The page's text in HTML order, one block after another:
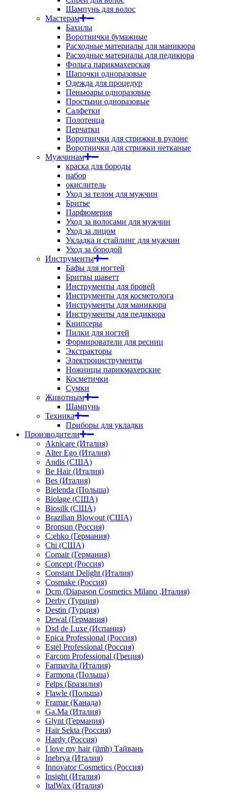
Шампунь для волос
Мастерам
Бахилы
Воротнички бумажные
Расходные материалы для маникюра
Расходные материалы для педикюра
Фольга парикмахерская
Шапочки одноразовые
Одежда для процедур
Пеньюары одноразовые
Простыни одноразовые
Салфетки
Полотенца
Перчатки
Воротнички для стрижки в рулоне
Воротнички для стрижки нетканые
Мужчинам
краска для бороды
набор
окислитель
Уход за телом для мужчин
Бритье
Парфюмерия
Уход за волосами для мужчин
Уход за лицом
Укладка и стайлинг для мужчин
Уход за бородой
Инструменты
Бафы для ногтей
Бритвы шаветт
Инструменты для бровей
Инструменты для косметолога
Инструменты для маникюра
Инструменты для педикюра
Книпсеры
Пилки для ногтей
Формирователи для ресниц
Экстракторы
Электроинструменты
Ножницы парикмахерские
Косметички
Сумки
Животным
Шампунь
Техника
Приборы для укладки
Производители
Aknicare (Италия)
Alter Ego (Италия)
Andis (США)
Be Hair (Италия)
Bes (Италия)
Bielenda (Польша)
Biolage (США)
Biosilk (США)
Brazilian Blowout (США)
Bronsun (Россия)
C:ehko (Германия)
Chi (США)
Comair (Германия)
Concept (Россия)
Constant Delight (Италия)
Cosmake (Россия)
Dcm (Diapason Cosmetics Milano ,Италия)
Derby (Турция)
Destin (Турция)
Dewal (Германия)
Dsd de Luxe (Испания)
Epica Professional (Россия)
Estel Professional (Россия)
Farcom Professional (Греция)
Farmavita (Италия)
Farmona (Польша)
Felps (Бразилия)
Flawle (Польша)
Framar (Канада)
Ga.Ma (Италия)
Glynt (Германия)
Hair Sekta (Россия)
Hardy (Россия)
I love my hair (ilmh) Тайвань
Inebrya (Италия)
Innovator Cosmetics (Россия)
Insight (Италия)
ItalWax (Италия)